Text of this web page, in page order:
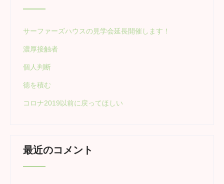
サーファーズハウスの見学会延長開催します！
濃厚接触者
個人判断
徳を積む
コロナ2019以前に戻ってほしい
最近のコメント